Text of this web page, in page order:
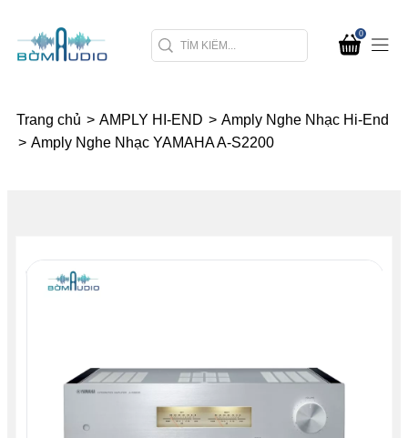
0
Trang chủ > AMPLY HI-END > Amply Nghe Nhạc Hi-End
> Amply Nghe Nhạc YAMAHA A-S2200